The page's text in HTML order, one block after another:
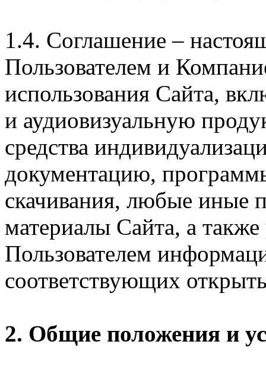
1.4. Соглашение –
Пользователем и
использования Сайта,
и аудиовизуальную
средства
документацию,
скачивания, любые иные
материалы Сайта, а
Пользователем
соответствующих
2. Общие положения и